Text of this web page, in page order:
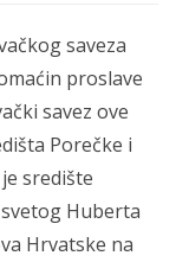
saveza
proslave
savez ove
Porečke i
središte
Huberta
Hrvatske na